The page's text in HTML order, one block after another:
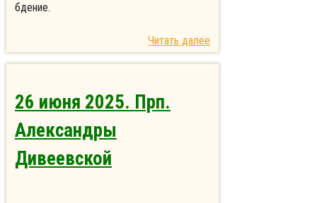
бдение.
Читать далее
26 июня 2025. Прп.
Александры
Дивеевской